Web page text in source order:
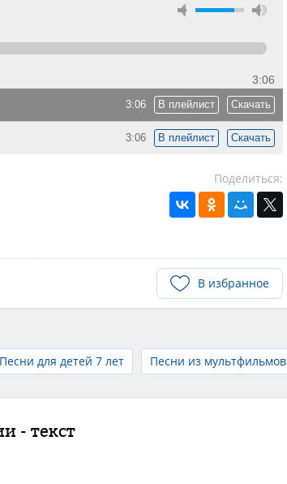
3:06
3:06 В плейлист Скачать
3:06 В плейлист Скачать
Поделиться:
В избранное
Песни для детей 7 лет Песни из мультфильмов
- текст